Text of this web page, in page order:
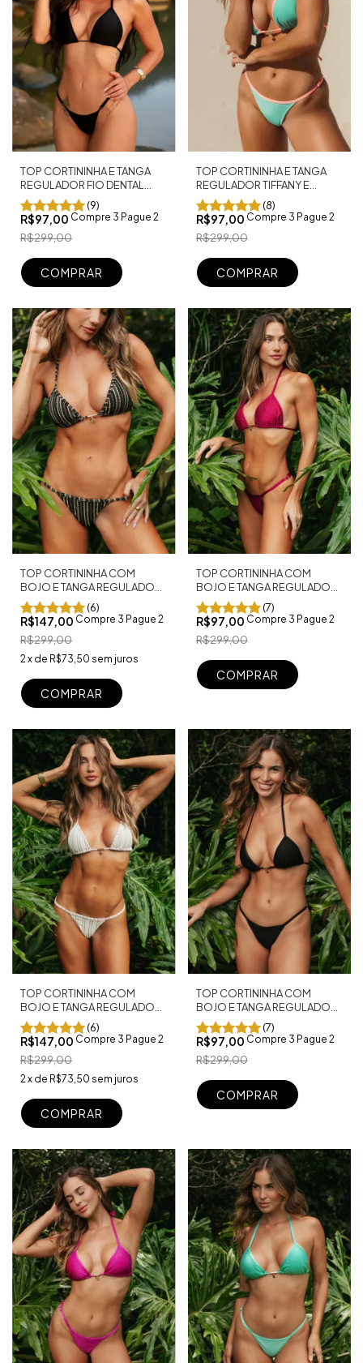
TOP CORTININHA E TANGA
REGULADOR FIO DENTAL
PRETO SHINE (9)
R$97,00 Compre 3 Pague 2
R$299,00
COMPRAR
TOP CORTININHA E TANGA
REGULADOR TIFFANY E
CORAL
(8)
R$97,00 Compre 3 Pague 2
R$299,00
COMPRAR
TOP CORTININHA COM
BOJO E TANGA REGULADOR
FIO DENTAL MARROCOS
PRETO
(6)
R$147,00 Compre 3 Pague 2
R$299,00
2 x de R$73,50 sem juros
COMPRAR
TOP CORTININHA COM
BOJO E TANGA REGULADOR
FIO DENTAL CANCÚN
MARSALA
(7)
R$97,00 Compre 3 Pague 2
R$299,00
COMPRAR
TOP CORTININHA COM
BOJO E TANGA REGULADOR
FIO DENTAL MARROCOS
NUDE
(6)
R$147,00 Compre 3 Pague 2
R$299,00
2 x de R$73,50 sem juros
COMPRAR
TOP CORTININHA COM
BOJO E TANGA REGULADOR
FIO DENTAL CANCÚN PRETO
(7)
R$97,00 Compre 3 Pague 2
R$299,00
COMPRAR